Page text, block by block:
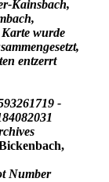
Kainsbach,
wurde
entzerrt
-
Number